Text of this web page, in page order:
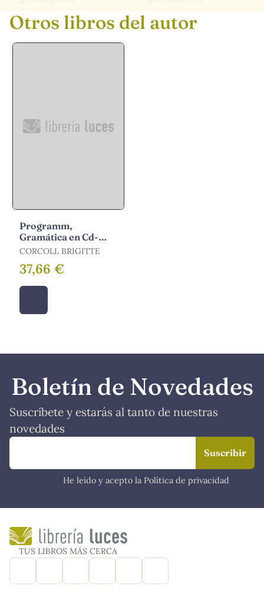
Otros libros del autor
Programm,
Gramática en Cd-
Rom
CORCOLL BRIGITTE
37,66 €
Boletín de Novedades
Suscríbete y estarás al tanto de nuestras
novedades
He leído y acepto la Política de privacidad
TUS LIBROS MÁS CERCA